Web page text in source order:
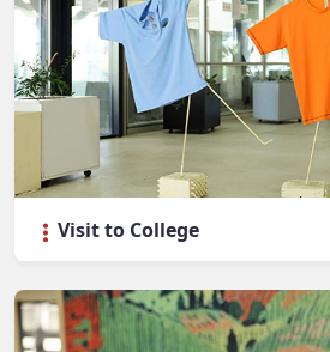
Visit to College